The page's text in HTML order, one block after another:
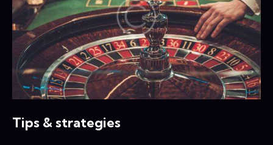
Tips & strategies